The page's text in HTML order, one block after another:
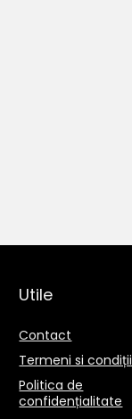
Utile
Contact
Termeni si condiții
Politica de
confidențialitate